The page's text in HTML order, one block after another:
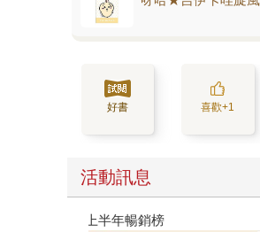
好書 喜歡+1
活動訊息
閱讀漫遊錄-2026上半年暢銷